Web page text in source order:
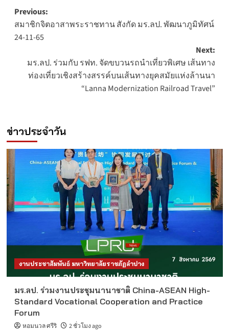
Post
navigation
Previous:
สมาชิกจิตอาสาพระราชทาน สังกัด มร.ลป. พัฒนาภูมิทัศน์
24-11-65
Next:
มร.ลป. ร่วมกับ รฟท. จัดขบวนรถนำเที่ยวพิเศษ เส้นทาง
ท่องเที่ยวเชิงสร้างสรรค์บนเส้นทางยุคสมัยแห่งล้านนา
“Lanna Modernization Railroad Travel”
ข่าวประจำวัน
งานประชาสัมพันธ์ มหาวิทยาลัยราชภัฏลำปาง
มร.ลป. ร่วมงานประชุมนานาชาติ China-ASEAN High-
Standard Vocational Cooperation and Practice
Forum
หอมนวล ศรีริ 2 ชั่วโมง ago